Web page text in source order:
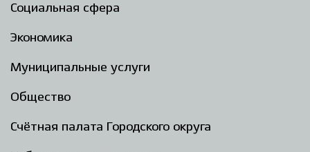
Социальная сфера
Экономика
Муниципальные услуги
Общество
Счётная палата Городского округа